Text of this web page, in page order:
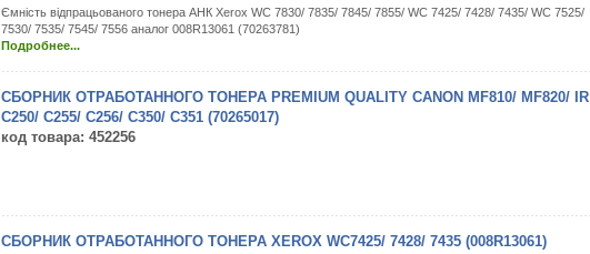
Ємність відпрацьованого тонера АНК Xerox WC 7830/ 7835/ 7845/ 7855/ WC 7425/ 7428/ 7435/ WC 7525/
7530/ 7535/ 7545/ 7556 аналог 008R13061 (70263781)
Подробнее...
СБОРНИК ОТРАБОТАННОГО ТОНЕРА PREMIUM QUALITY CANON MF810/ MF820/ IR
C250/ C255/ C256/ C350/ C351 (70265017)
код товара: 452256
СБОРНИК ОТРАБОТАННОГО ТОНЕРА XEROX WC7425/ 7428/ 7435 (008R13061)